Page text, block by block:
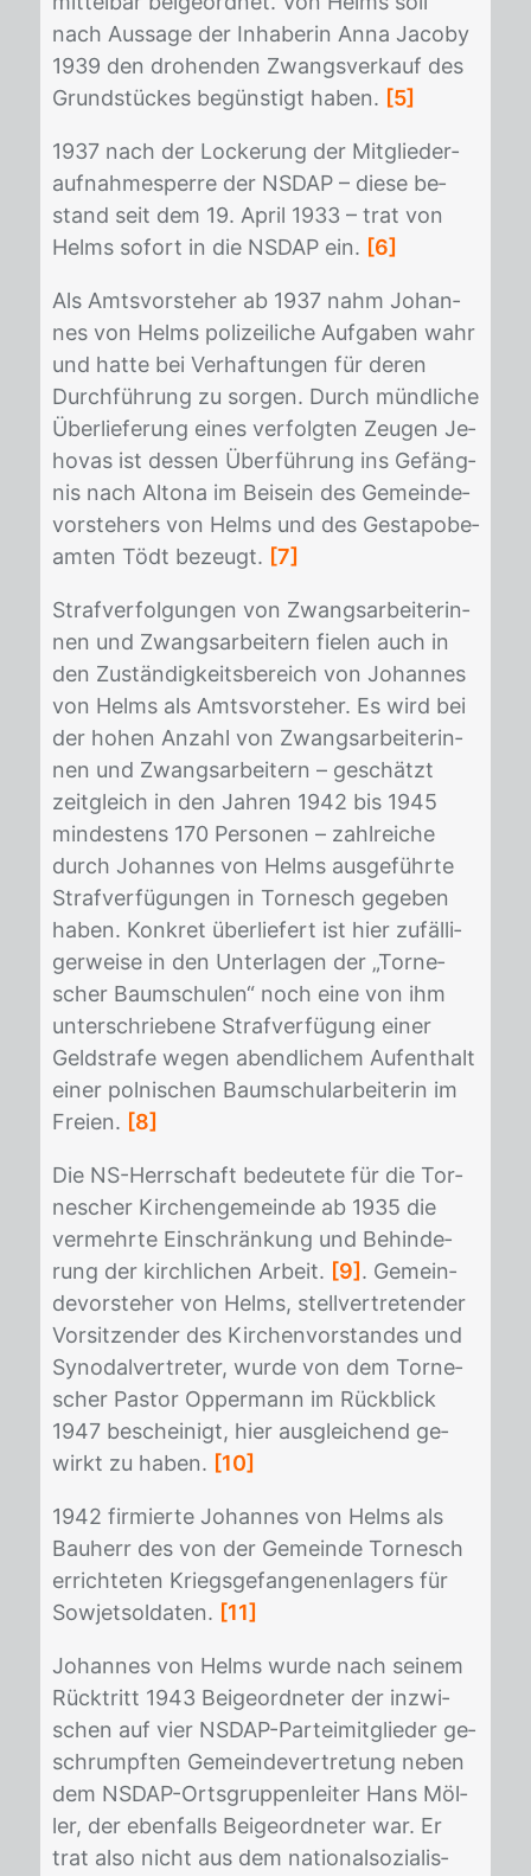
nach Aus­sa­ge der In­ha­be­rin Anna Ja­co­by
1939 den dro­hen­den Zwangs­ver­kauf des
Grund­stü­ckes be­güns­tigt ha­ben. [5]
1937 nach der Lo­cke­rung der Mit­glie­der­
auf­nah­me­sper­re der NS­DAP – die­se be­
stand seit dem 19. April 1933 – trat von
Helms so­fort in die NS­DAP ein. [6]
Als Amts­vor­ste­her ab 1937 nahm Jo­han­
nes von Helms po­li­zei­li­che Auf­ga­ben wahr
und hat­te bei Ver­haf­tun­gen für de­ren
Durch­füh­rung zu sor­gen. Durch münd­li­che
Über­lie­fe­rung ei­nes ver­folg­ten Zeu­gen Je­
ho­vas ist des­sen Über­füh­rung ins Ge­fäng­
nis nach Al­to­na im Bei­sein des Ge­mein­de­
vor­ste­hers von Helms und des Ge­sta­po­be­
am­ten Tödt be­zeugt. [7]
Straf­ver­fol­gun­gen von Zwangs­ar­bei­te­rin­
nen und Zwangs­ar­bei­tern fie­len auch in
den Zu­stän­dig­keits­be­reich von Jo­han­nes
von Helms als Amts­vor­ste­her. Es wird bei
der ho­hen An­zahl von Zwangs­ar­bei­te­rin­
nen und Zwangs­ar­bei­tern – ge­schätzt
zeit­gleich in den Jah­ren 1942 bis 1945
min­des­tens 170 Per­so­nen – zahl­rei­che
durch Jo­han­nes von Helms aus­ge­führ­te
Straf­ver­fü­gun­gen in Tor­nesch ge­ge­ben
ha­ben. Kon­kret über­lie­fert ist hier zu­fäl­li­
ger­wei­se in den Un­ter­la­gen der „Tor­ne­
scher Baum­schu­len“ noch eine von ihm
un­ter­schrie­be­ne Straf­ver­fü­gung ei­ner
Geld­stra­fe we­gen abend­li­chem Auf­ent­halt
ei­ner pol­ni­schen Baum­schul­ar­bei­te­rin im
Frei­en. [8]
Die NS-Herr­schaft be­deu­te­te für die Tor­
ne­scher Kir­chen­ge­mein­de ab 1935 die
ver­mehr­te Ein­schrän­kung und Be­hin­de­
rung der kirch­li­chen Ar­beit. [9] . Ge­mein­
de­vor­ste­her von Helms, stell­ver­tre­ten­der
Vor­sit­zen­der des Kir­chen­vor­stan­des und
Syn­odal­ver­tre­ter, wur­de von dem Tor­ne­
scher Pas­tor Op­per­mann im Rück­blick
1947 be­schei­nigt, hier aus­glei­chend ge­
wirkt zu ha­ben. [10]
1942 fir­mier­te Jo­han­nes von Helms als
Bau­herr des von der Ge­mein­de Tor­nesch
er­rich­te­ten Kriegs­ge­fan­ge­nen­la­gers für
So­wjet­sol­da­ten. [11]
Jo­han­nes von Helms wur­de nach sei­nem
Rück­tritt 1943 Bei­ge­ord­ne­ter der in­zwi­
schen auf vier NS­DAP-Par­tei­mit­glie­der ge­
schrumpf­ten Ge­mein­de­ver­tre­tung ne­ben
dem NS­DAP-Orts­grup­pen­lei­ter Hans Möl­
ler, der eben­falls Bei­ge­ord­ne­ter war. Er
trat also nicht aus dem na­tio­nal­so­zia­lis­